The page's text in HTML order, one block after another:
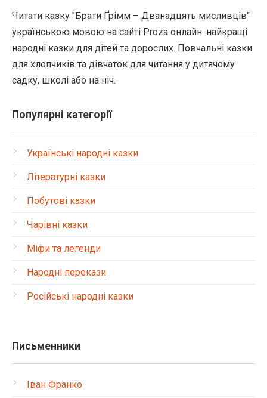
Читати казку "Брати Ґрімм – Дванадцять мисливців"
українською мовою на сайті Proza онлайн: найкращі
народні казки для дітей та дорослих. Повчальні казки
для хлопчиків та дівчаток для читання у дитячому
садку, школі або на ніч.
Популярні категорії
Українські народні казки
Літературні казки
Побутові казки
Чарівні казки
Міфи та легенди
Народні перекази
Російські народні казки
Письменники
Іван Франко